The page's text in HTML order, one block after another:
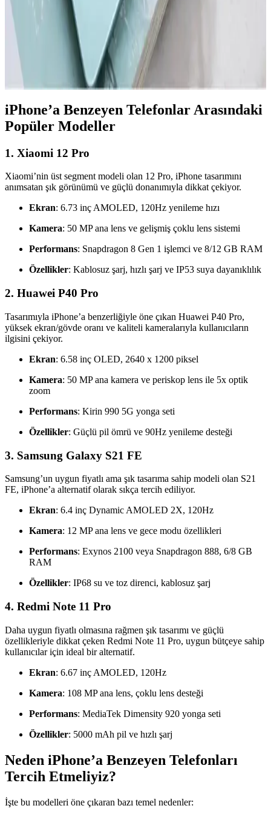
Redmi'nin En Yeni Akıllı Telefon Modeli Hakkında
Güncel Bilgiler ve Beklentiler
Redmi'nin yeni modeli hakkında kesin detaylar henüz açıklanmadı,
ancak teknolojik gelişmeler ve piyasa stratejileri yüksek performans
ve yenilik vaat ediyor.
iPhone’a Benzeyen Telefonlar Arasındaki
Popüler Modeller
1. Xiaomi 12 Pro
Xiaomi’nin üst segment modeli olan 12 Pro, iPhone tasarımını
anımsatan şık görünümü ve güçlü donanımıyla dikkat çekiyor.
Ekran: 6.73 inç AMOLED, 120Hz yenileme hızı
Kamera: 50 MP ana lens ve gelişmiş çoklu lens sistemi
Performans: Snapdragon 8 Gen 1 işlemci ve 8/12 GB RAM
Özellikler: Kablosuz şarj, hızlı şarj ve IP53 suya dayanıklılık
2. Huawei P40 Pro
Tasarımıyla iPhone’a benzerliğiyle öne çıkan Huawei P40 Pro,
yüksek ekran/gövde oranı ve kaliteli kameralarıyla kullanıcıların
ilgisini çekiyor.
Ekran: 6.58 inç OLED, 2640 x 1200 piksel
Kamera: 50 MP ana kamera ve periskop lens ile 5x optik
zoom
Performans: Kirin 990 5G yonga seti
Özellikler: Güçlü pil ömrü ve 90Hz yenileme desteği
3. Samsung Galaxy S21 FE
Samsung’un uygun fiyatlı ama şık tasarıma sahip modeli olan S21
FE, iPhone’a alternatif olarak sıkça tercih ediliyor.
Ekran: 6.4 inç Dynamic AMOLED 2X, 120Hz
Kamera: 12 MP ana lens ve gece modu özellikleri
Performans: Exynos 2100 veya Snapdragon 888, 6/8 GB
RAM
Özellikler: IP68 su ve toz direnci, kablosuz şarj
4. Redmi Note 11 Pro
Daha uygun fiyatlı olmasına rağmen şık tasarımı ve güçlü
özellikleriyle dikkat çeken Redmi Note 11 Pro, uygun bütçeye sahip
kullanıcılar için ideal bir alternatif.
Ekran: 6.67 inç AMOLED, 120Hz
Kamera: 108 MP ana lens, çoklu lens desteği
Performans: MediaTek Dimensity 920 yonga seti
Özellikler: 5000 mAh pil ve hızlı şarj
Neden iPhone’a Benzeyen Telefonları
Tercih Etmeliyiz?
İşte bu modelleri öne çıkaran bazı temel nedenler: